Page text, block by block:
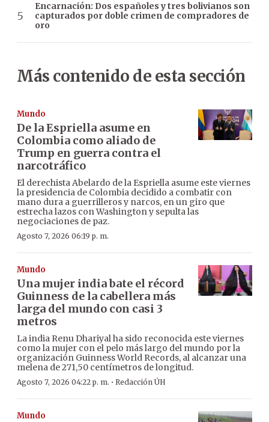
Encarnación: Dos españoles y tres bolivianos son
capturados por doble crimen de compradores de
oro
Más contenido de esta sección
Mundo
De la Espriella asume en
Colombia como aliado de
Trump en guerra contra el
narcotráfico
El derechista Abelardo de la Espriella asume este viernes
la presidencia de Colombia decidido a combatir con
mano dura a guerrilleros y narcos, en un giro que
estrecha lazos con Washington y sepulta las
negociaciones de paz.
Agosto 7, 2026 06:19 p. m.
Mundo
Una mujer india bate el récord
Guinness de la cabellera más
larga del mundo con casi 3
metros
La india Renu Dhariyal ha sido reconocida este viernes
como la mujer con el pelo más largo del mundo por la
organización Guinness World Records, al alcanzar una
melena de 271,50 centímetros de longitud.
Agosto 7, 2026 04:22 p. m. · Redacción ÚH
Mundo